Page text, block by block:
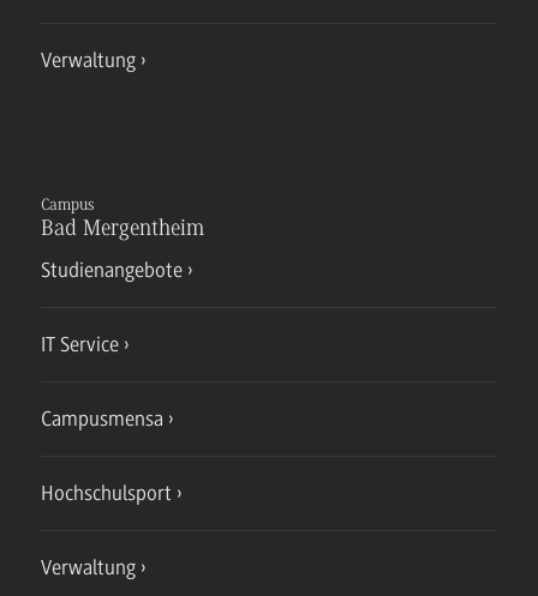
Verwaltung
Campus
Bad Mergentheim
Studienangebote
IT Service
Campusmensa
Hochschulsport
Verwaltung